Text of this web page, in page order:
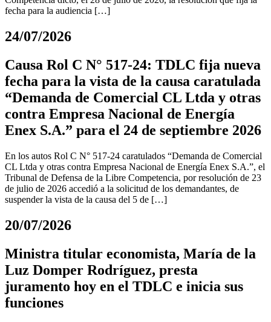
fecha para la audiencia […]
24/07/2026
Causa Rol C N° 517-24: TDLC fija nueva
fecha para la vista de la causa caratulada
“Demanda de Comercial CL Ltda y otras
contra Empresa Nacional de Energía
Enex S.A.” para el 24 de septiembre 2026
En los autos Rol C N° 517-24 caratulados “Demanda de Comercial
CL Ltda y otras contra Empresa Nacional de Energía Enex S.A.”, el
Tribunal de Defensa de la Libre Competencia, por resolución de 23
de julio de 2026 accedió a la solicitud de los demandantes, de
suspender la vista de la causa del 5 de […]
20/07/2026
Ministra titular economista, María de la
Luz Domper Rodríguez, presta
juramento hoy en el TDLC e inicia sus
funciones